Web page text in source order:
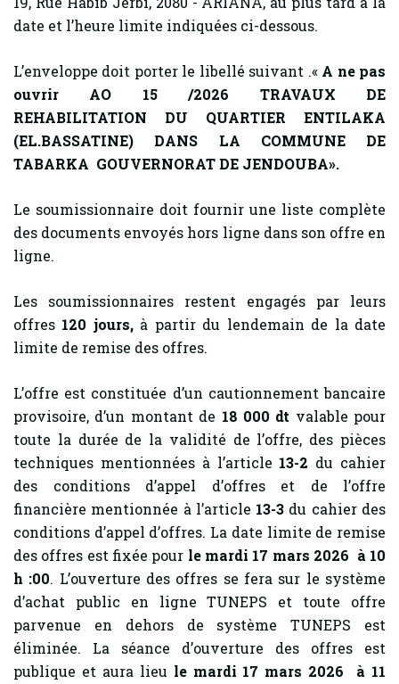
date et l’heure limite indiquées ci-dessous.
L’enveloppe doit porter le libellé suivant .« A ne pas
ouvrir AO 15 /2026 TRAVAUX DE
REHABILITATION DU QUARTIER ENTILAKA
(EL.BASSATINE) DANS LA COMMUNE DE
TABARKA GOUVERNORAT DE JENDOUBA».
Le soumissionnaire doit fournir une liste complète
des documents envoyés hors ligne dans son offre en
ligne.
Les soumissionnaires restent engagés par leurs
offres 120 jours,à partir du lendemain de la date
limite de remise des offres.
L’offre est constituée d’un cautionnement bancaire
provisoire, d’un montant de 18 000 dt valable pour
toute la durée de la validité de l’offre, des pièces
techniques mentionnées à l’article 13-2 du cahier
des conditions d’appel d’offres et de l’offre
financière mentionnée à l’article 13-3 du cahier des
conditions d’appel d’offres. La date limite de remise
des offres est fixée pour le mardi 17 mars 2026 à 10
h :00. L’ouverture des offres se fera sur le système
d’achat public en ligne TUNEPS et toute offre
parvenue en dehors de système TUNEPS est
éliminée. La séance d’ouverture des offres est
publique et aura lieu le mardi 17 mars 2026 à 11